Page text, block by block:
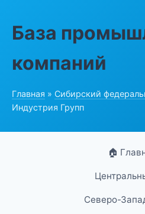
База
компаний
Главная » Сибирский
Индустрия Групп
🏠
Северо-